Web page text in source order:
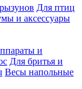
Для птиц
и аксессуары
и
Для бритья и
Весы напольные